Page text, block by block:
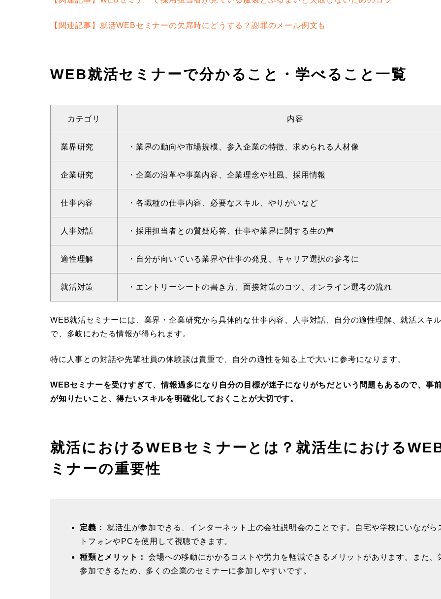
【関連記事】就活WEBセミナーの欠席時にどうする？謝罪のメール例文も
WEB就活セミナーで分かること・学べること一覧
カテゴリ 内容
業界研究 ・業界の動向や市場規模、参入企業の特徴、求められる人材像
企業研究 ・企業の沿革や事業内容、企業理念や社風、採用情報
仕事内容 ・各職種の仕事内容、必要なスキル、やりがいなど
人事対話 ・採用担当者との質疑応答、仕事や業界に関する生の声
適性理解 ・自分が向いている業界や仕事の発見、キャリア選択の参考に
就活対策 ・エントリーシートの書き方、面接対策のコツ、オンライン選考の流れ
WEB就活セミナーには、業界・企業研究から具体的な仕事内容、人事対話、自分の適性理解、就活スキ
で、多岐にわたる情報が得られます。
特に人事との対話や先輩社員の体験談は貴重で、自分の適性を知る上で大いに参考になります。
WEBセミナーを受けすぎて、情報過多になり自分の目標が迷子になりがちだという問題もあるので、事
が知りたいこと、得たいスキルを明確化しておくことが大切です。
就活におけるWEBセミナーとは？就活生における
ミナーの重要性
定義：
就活生が参加できる、インターネット上の会社説明会のことです。自宅や学校にいながら
トフォンやPCを使用して視聴できます。
種類とメリット：
会場への移動にかかるコストや労力を軽減できるメリットがあります。また、
参加できるため、多くの企業のセミナーに参加しやすいです。